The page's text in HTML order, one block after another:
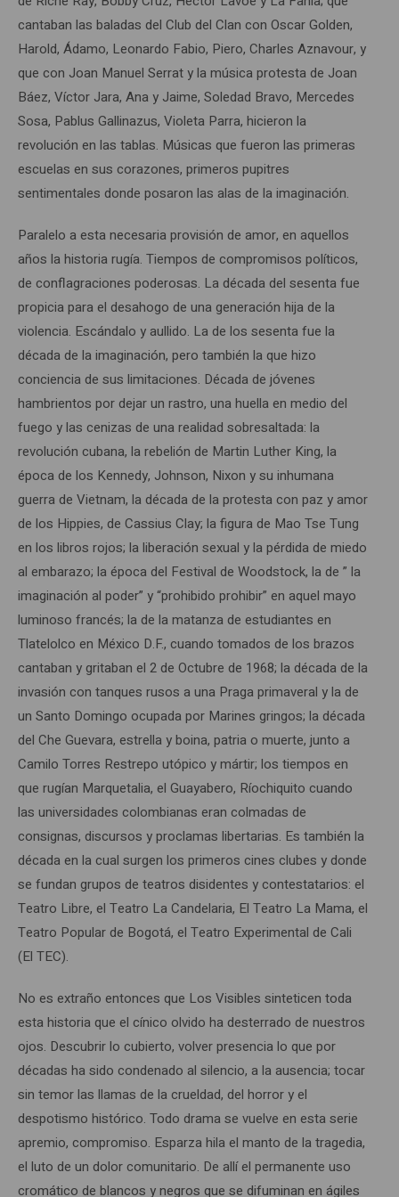
cantaban las baladas del Club del Clan con Oscar Golden,
Harold, Ádamo, Leonardo Fabio, Piero, Charles Aznavour, y
que con Joan Manuel Serrat y la música protesta de Joan
Báez, Víctor Jara, Ana y Jaime, Soledad Bravo, Mercedes
Sosa, Pablus Gallinazus, Violeta Parra, hicieron la
revolución en las tablas. Músicas que fueron las primeras
escuelas en sus corazones, primeros pupitres
sentimentales donde posaron las alas de la imaginación.
Paralelo a esta necesaria provisión de amor, en aquellos
años la historia rugía. Tiempos de compromisos políticos,
de conflagraciones poderosas. La década del sesenta fue
propicia para el desahogo de una generación hija de la
violencia. Escándalo y aullido. La de los sesenta fue la
década de la imaginación, pero también la que hizo
conciencia de sus limitaciones. Década de jóvenes
hambrientos por dejar un rastro, una huella en medio del
fuego y las cenizas de una realidad sobresaltada: la
revolución cubana, la rebelión de Martin Luther King, la
época de los Kennedy, Johnson, Nixon y su inhumana
guerra de Vietnam, la década de la protesta con paz y amor
de los Hippies, de Cassius Clay; la figura de Mao Tse Tung
en los libros rojos; la liberación sexual y la pérdida de miedo
al embarazo; la época del Festival de Woodstock, la de ” la
imaginación al poder” y “prohibido prohibir” en aquel mayo
luminoso francés; la de la matanza de estudiantes en
Tlatelolco en México D.F., cuando tomados de los brazos
cantaban y gritaban el 2 de Octubre de 1968; la década de la
invasión con tanques rusos a una Praga primaveral y la de
un Santo Domingo ocupada por Marines gringos; la década
del Che Guevara, estrella y boina, patria o muerte, junto a
Camilo Torres Restrepo utópico y mártir; los tiempos en
que rugían Marquetalia, el Guayabero, Ríochiquito cuando
las universidades colombianas eran colmadas de
consignas, discursos y proclamas libertarias. Es también la
década en la cual surgen los primeros cines clubes y donde
se fundan grupos de teatros disidentes y contestatarios: el
Teatro Libre, el Teatro La Candelaria, El Teatro La Mama, el
Teatro Popular de Bogotá, el Teatro Experimental de Cali
(El TEC).
No es extraño entonces que Los Visibles sinteticen toda
esta historia que el cínico olvido ha desterrado de nuestros
ojos. Descubrir lo cubierto, volver presencia lo que por
décadas ha sido condenado al silencio, a la ausencia; tocar
sin temor las llamas de la crueldad, del horror y el
despotismo histórico. Todo drama se vuelve en esta serie
apremio, compromiso. Esparza hila el manto de la tragedia,
el luto de un dolor comunitario. De allí el permanente uso
cromático de blancos y negros que se difuminan en ágiles